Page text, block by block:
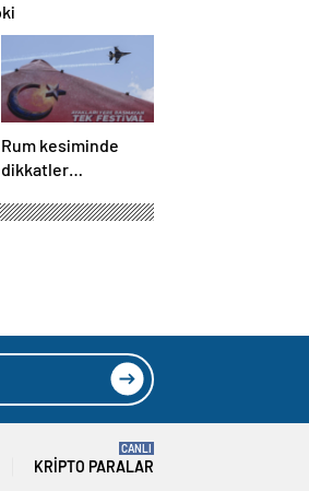
Rum kesiminde
dikkatler
KKTC’de
KRIPTO PARALAR
CANLI